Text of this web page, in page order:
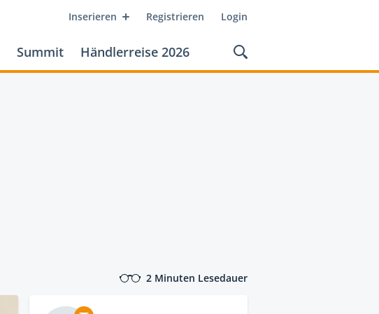
Inserieren Registrieren Login
Summit Händlerreise 2026
2 Minuten Lesedauer